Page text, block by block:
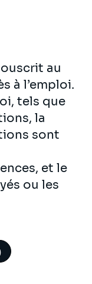
au
à l’emploi.
tels que
la
sont
et le
ou les